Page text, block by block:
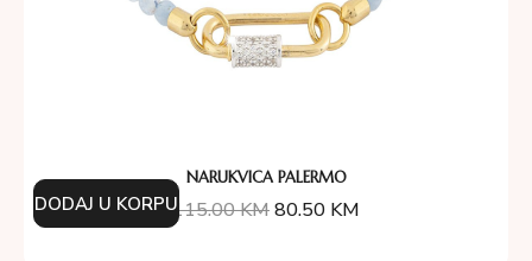
NARUKVICA PALERMO
115.00KM80.50 KM
DODAJ U KORPU